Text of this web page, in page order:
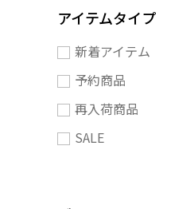
アイテムタイプ
新着アイテム
予約商品
再入荷商品
SALE